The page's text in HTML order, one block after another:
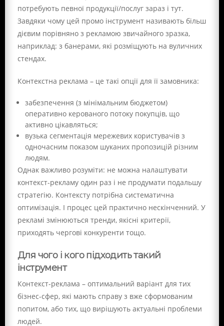
потребують певної продукції/послуг зараз і тут.
Завдяки чому цей промо інструмент називають більш
дієвим порівняно з рекламою звичайного зразка,
наприклад: з банерами, які розміщують на вуличних
стендах.
Контекстна реклама – це такі опції для її замовника:
забезпечення (з мінімальним бюджетом)
оперативно керованого потоку покупців, що
активно цікавляться;
вузька сегментація мережевих користувачів з
одночасним показом шуканих пропозицій різним
людям.
Однак важливо розуміти: не можна налаштувати
контекст-рекламу один раз і не продумати подальшу
стратегію. Контексту потрібна систематична
оптимізація. І процес цей практично нескінченний. У
рекламі змінюються тренди, якісні критерії,
приходять чергові конкуренти тощо.
Для чого і кого підходить такий
інструмент
Контекст-реклама – оптимальний варіант для тих
бізнес-сфер, які мають справу з вже сформованим
попитом, або тих, що вирішують актуальні проблеми
людей.